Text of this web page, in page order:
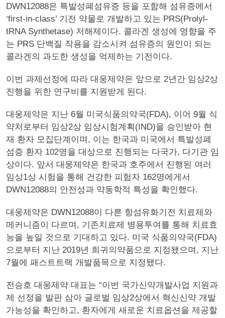
DWN12088은 특발성폐섬유증 등을 포함해 섬유증에서
‘first-in-class’ 기전 약물로 개발하고 있는 PRS(Prolyl-
tRNA Synthetase) 저해제이다. 콜라겐 생성에 영향을 주
는 PRS 단백질 작용을 감소시켜 섬유증의 원인이 되는
콜라겐의 과도한 생성을 억제하는 기전이다.
이번 과제선정에 따라 대웅제약은 앞으로 2년간 임상2상
진행을 위한 연구비를 지원받게 된다.
대웅제약은 지난 6월 미국식품의약국(FDA), 이어 9월 식
약처로부터 임상2상 임상시험계획(IND)을 승인받아 현
재 환자 모집단계이며, 이는 한국과 미국에서 특발성폐
섬증 환자 102명을 대상으로 진행되는 다국가, 다기관 임
상이다. 앞서 대웅제약은 한국과 호주에서 진행된 여러
임상1상 시험을 통해 건강한 피험자 162명에게서
DWN12088의 안전성과 약동학적 특성을 확인했다.
대웅제약은 DWN12088이 다른 항섬유화기전 치료제와
메커니즘이 다르며, 기존치료제 병용투여를 통해 치료효
능을 높일 것으로 기대하고 있다. 미국 식품의약국(FDA)
으로부터 지난 2019년 희귀의약품으로 지정됐으며, 지난
7월에 패스트트랙 개발품목으로 지정됐다.
전승호 대웅제약 대표는 “이번 국가신약개발사업 지원과
제 선정을 발판 삼아 글로벌 임상2상에서 혁신신약 개발
가능성을 확인하고, 환자에게 새로운 치료옵션을 제공할